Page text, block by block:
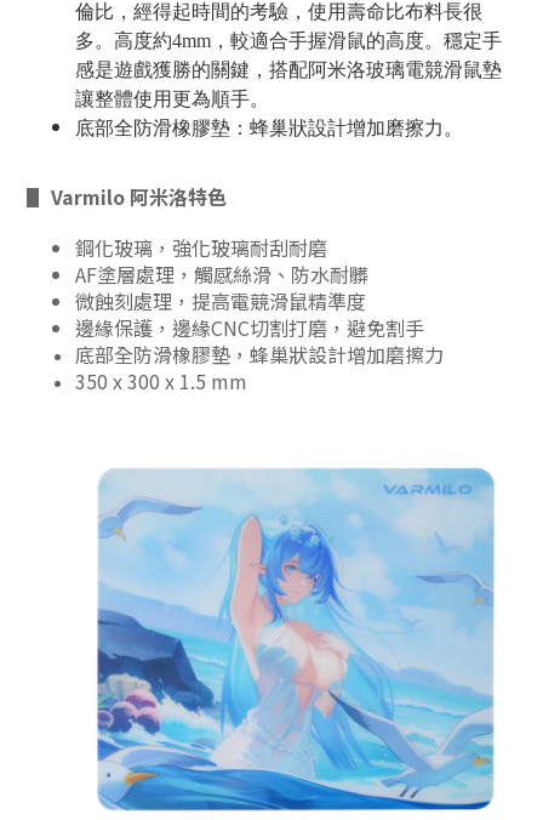
倫比，經得起時間的考驗，使用壽命比布料長很
多。高度約4mm，較適合手握滑鼠的高度。 穩定手
感是遊戲獲勝的關鍵，搭配阿米洛玻璃電競滑鼠墊
讓整體使用更為順手。
底部全防滑橡膠墊：蜂巢狀設計增加磨擦力。
▋ Varmilo 阿米洛特色
鋼化玻璃，強化玻璃耐刮耐磨
AF塗層處理，觸感絲滑、防水耐髒
微蝕刻處理，提高電競滑鼠精準度
邊緣保護，邊緣CNC切割打磨，避免割手
底部全防滑橡膠墊，蜂巢狀設計增加磨擦力
350 x 300 x 1.5 mm